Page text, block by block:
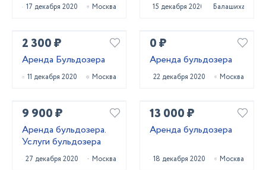
17 декабря 2020 Москва 15 декабря 2020 Балашиха
2 300 ₽
Аренда Бульдозера
11 декабря 2020 Москва
0 ₽
Аренда бульдозера
22 декабря 2020 Москва
9 900 ₽
Аренда бульдозера.
Услуги бульдозера
27 декабря 2020 Москва
13 000 ₽
Аренда бульдозера
18 декабря 2020 Москва